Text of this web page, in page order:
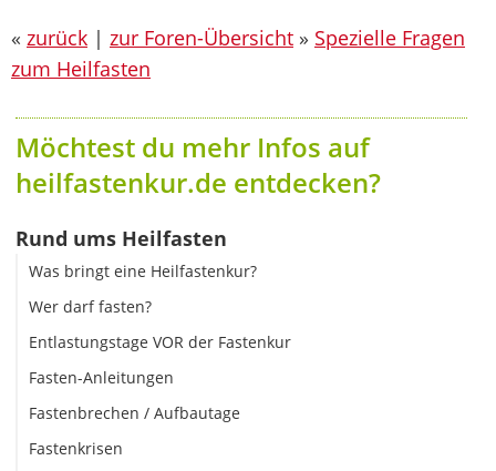
« zurück | zur Foren-Übersicht » Spezielle Fragen
zum Heilfasten
Möchtest du mehr Infos auf
heilfastenkur.de entdecken?
Rund ums Heilfasten
Was bringt eine Heilfastenkur?
Wer darf fasten?
Entlastungstage VOR der Fastenkur
Fasten-Anleitungen
Fastenbrechen / Aufbautage
Fastenkrisen